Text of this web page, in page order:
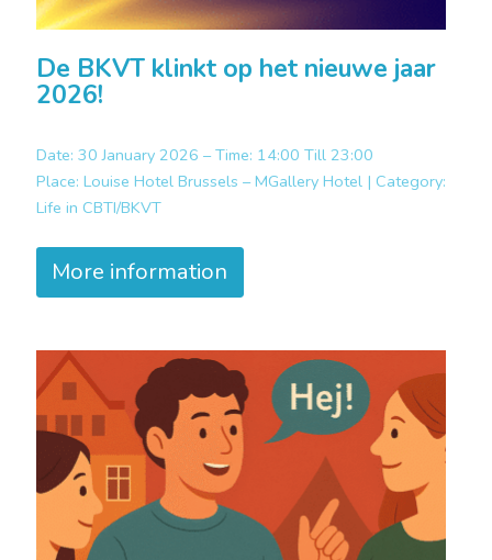
De BKVT klinkt op het nieuwe jaar
2026!
Date: 30 January 2026 – Time: 14:00 Till 23:00
Place: Louise Hotel Brussels – MGallery Hotel | Category:
Life in CBTI/BKVT
More information